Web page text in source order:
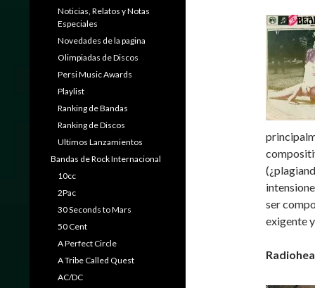
ser
exigente
Noticias, Relatos y Notas
Especiales
Novedades de la pagina
Olimpiadas de Discos
Persi Music Awards
Playlist
Ranking de Bandas
Ranking de Discos
Ultimos Lanzamientos
Bandas de Rock Internacional
10cc
2Pac
30 Seconds to Mars
50 Cent
A Perfect Circle
A Tribe Called Quest
AC/DC